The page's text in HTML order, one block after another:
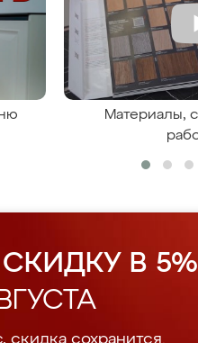
Материалы,
В 5%
скидка сохранится.